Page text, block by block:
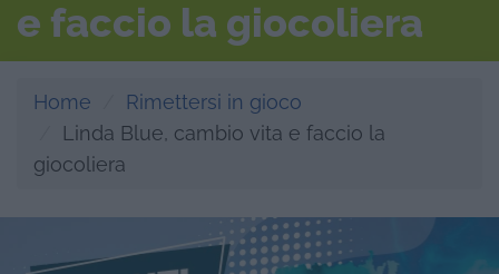
e faccio la giocoliera
Home
Rimettersi in gioco
Linda Blue, cambio vita e faccio la
giocoliera